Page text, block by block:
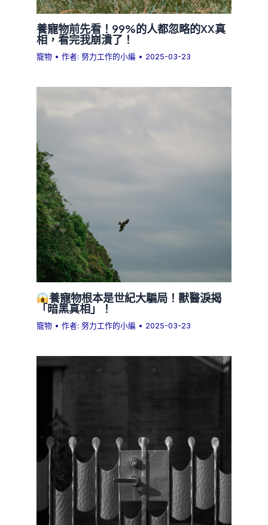
養寵物前先看！99%的人都忽略的XX真
相，看完我崩潰了！
寵物 • 作者:努力工作的小編 • 2025-03-23
養寵物根本是世紀大騙局！獸醫淚揭
「暗黑真相」！
寵物 • 作者:努力工作的小編 • 2025-03-23